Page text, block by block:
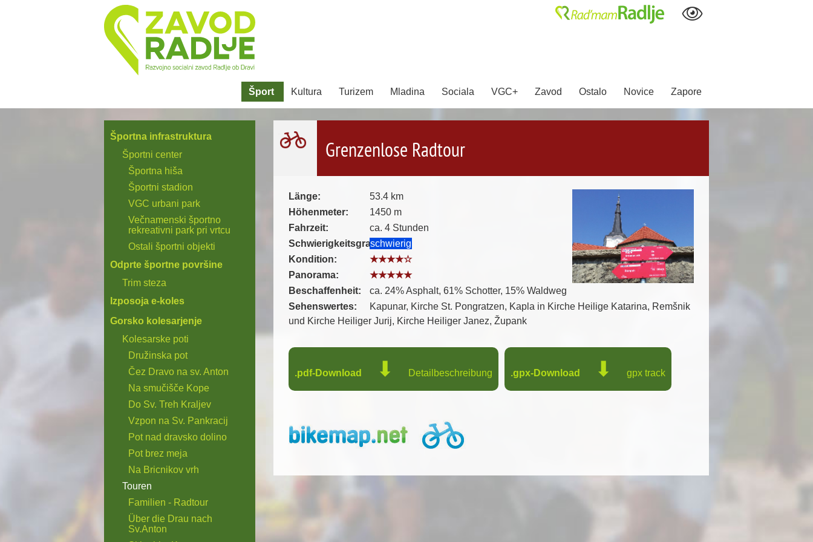
Šport Kultura Turizem Mladina Sociala VGC+ Zavod Ostalo Novice Zapore
Športna infrastruktura
Športni center
Športna hiša
Športni stadion
VGC urbani park
Večnamenski športno
rekreativni park pri vrtcu
Ostali športni objekti
Odprte športne površine
Trim steza
Izposoja e-koles
Gorsko kolesarjenje
Kolesarske poti
Družinska pot
Čez Dravo na sv. Anton
Na smučišče Kope
Do Sv. Treh Kraljev
Vzpon na Sv. Pankracij
Pot nad dravsko dolino
Pot brez meja
Na Bricnikov vrh
Touren
Familien - Radtour
Über die Drau nach
Sv.Anton
Grenzenlose Radtour
Länge:
53.4 km
Höhenmeter:
1450 m
Fahrzeit:
ca. 4 Stunden
Schwierigkeitsgrad:schwierig
Kondition:
★★★★☆
Panorama:
★★★★★
Beschaffenheit:
ca. 24% Asphalt, 61% Schotter, 15% Waldweg
Sehenswertes:
Kapunar, Kirche St. Pongratzen, Kapla in Kirche Heilige Katarina, Remšnik
und Kirche Heiliger Jurij, Kirche Heiliger Janez, Župank
.pdf-Download ⬇ Detailbeschreibung .gpx-Download ⬇ gpx track